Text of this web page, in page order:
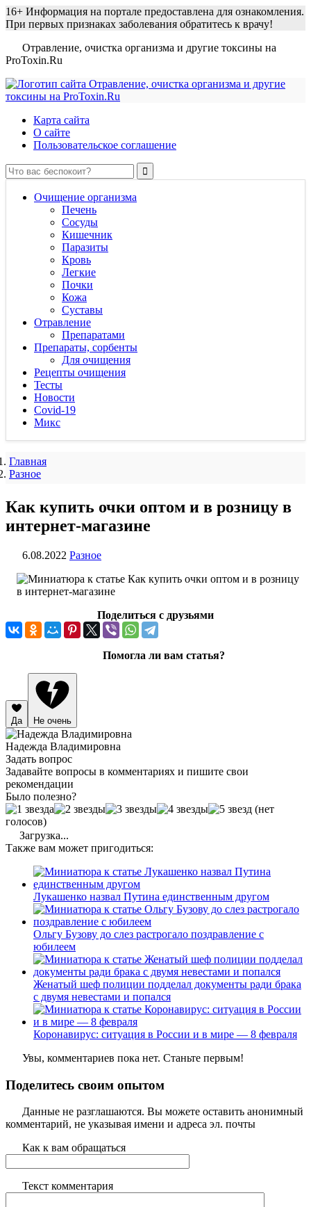
16+ Информация на портале предоставлена для ознакомления.
При первых признаках заболевания обратитесь к врачу!
Отравление, очистка организма и другие токсины на
ProToxin.Ru
Карта сайта
О сайте
Пользовательское соглашение
Очищение организма
Печень
Сосуды
Кишечник
Паразиты
Кровь
Легкие
Почки
Кожа
Суставы
Отравление
Препаратами
Препараты, сорбенты
Для очищения
Рецепты очищения
Тесты
Новости
Covid-19
Микс
Главная
Разное
Как купить очки оптом и в розницу в
интернет-магазине
6.08.2022 Разное
Поделиться с друзьями
Помогла ли вам статья?
Да Не очень
Надежда Владимировна
Задать вопрос
Задавайте вопросы в комментариях и пишите свои
рекомендации
Было полезно?
(нет
голосов)
Загрузка...
Также вам может пригодиться:
Лукашенко назвал Путина единственным другом
Ольгу Бузову до слез растрогало поздравление с
юбилеем
Женатый шеф полиции подделал документы ради брака
с двумя невестами и попался
Коронавирус: ситуация в России и в мире — 8 февраля
Увы, комментариев пока нет. Станьте первым!
Поделитесь своим опытом
Данные не разглашаются. Вы можете оставить анонимный
комментарий, не указывая имени и адреса эл. почты
Как к вам обращаться
Текст комментария